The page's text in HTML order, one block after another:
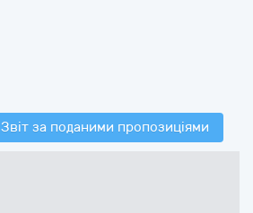
Звіт за поданими пропозиціями